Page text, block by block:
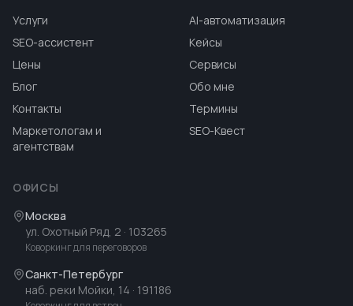
Услуги
AI-автоматизация
SEO-ассистент
Кейсы
Цены
Сервисы
Блог
Обо мне
Контакты
Термины
Маркетологам и
агентствам
SEO-Квест
ОФИСЫ
Москва
ул. Охотный Ряд, 2 · 103265
Коворкинг для переговоров
Санкт-Петербург
наб. реки Мойки, 14 · 191186